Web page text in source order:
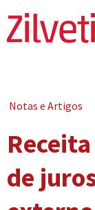
Notas e Artigos
de